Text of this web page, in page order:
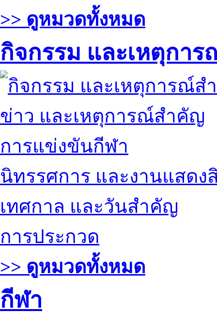
>> ดูหมวดทั้งหมด
กิจกรรม และเหตุกา
ข่าว และเหตุการณ์สำคัญ
การแข่งขันกีฬา
นิทรรศการ และงานแสดง
เทศกาล และวันสำคัญ
การประกวด
>> ดูหมวดทั้งหมด
กีฬา